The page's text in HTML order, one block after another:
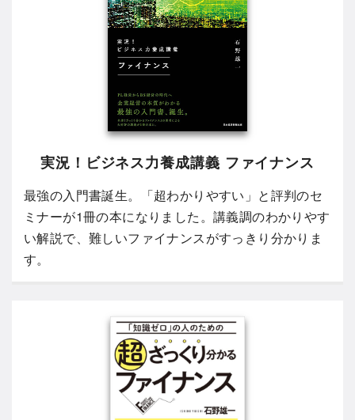
実況！ビジネス力養成講義 ファイナンス
最強の入門書誕生。「超わかりやすい」と評判のセ
ミナーが1冊の本になりました。講義調のわかりやす
い解説で、難しいファイナンスがすっきり分かりま
す。